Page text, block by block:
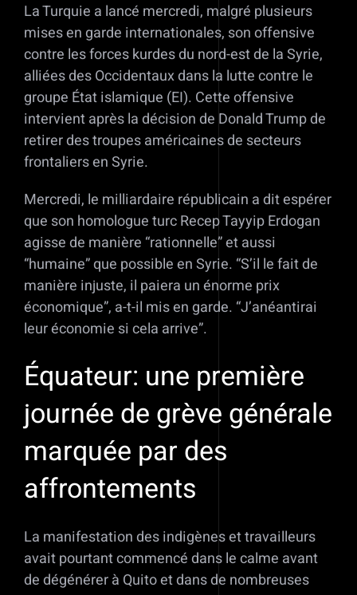
La Turquie a lancé mercredi, malgré plusieurs
mises en garde internationales, son offensive
contre les forces kurdes du nord-est de la Syrie,
alliées des Occidentaux dans la lutte contre le
groupe État islamique (EI). Cette offensive
intervient après la décision de Donald Trump de
retirer des troupes américaines de secteurs
frontaliers en Syrie.
Mercredi, le milliardaire républicain a dit espérer
que son homologue turc Recep Tayyip Erdogan
agisse de manière “rationnelle” et aussi
“humaine” que possible en Syrie. “S’il le fait de
manière injuste, il paiera un énorme prix
économique”, a-t-il mis en garde. “J’anéantirai
leur économie si cela arrive”.
Équateur: une première
journée de grève générale
marquée par des
affrontements
La manifestation des indigènes et travailleurs
avait pourtant commencé dans le calme avant
de dégénérer à Quito et dans de nombreuses